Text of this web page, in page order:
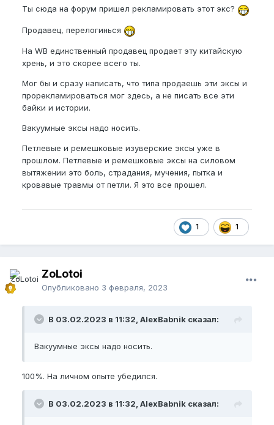
Ты сюда на форум пришел рекламировать этот экс?
Продавец, перелогинься
На WB единственный продавец продает эту китайскую
хрень, и это скорее всего ты.
Мог бы и сразу написать, что типа продаешь эти эксы и
прорекламироваться мог здесь, а не писать все эти
байки и истории.
Вакуумные эксы надо носить.
Петлевые и ремешковые изуверские эксы уже в
прошлом. Петлевые и ремешковые эксы на силовом
вытяжении это боль, страдания, мучения, пытка и
кровавые травмы от петли. Я это все прошел.
1 1
ZoLotoi
Опубликовано 3 февраля, 2023
В 03.02.2023 в 11:32, AlexBabnik сказал:
Вакуумные эксы надо носить.
100%. На личном опыте убедился.
В 03.02.2023 в 11:32, AlexBabnik сказал: